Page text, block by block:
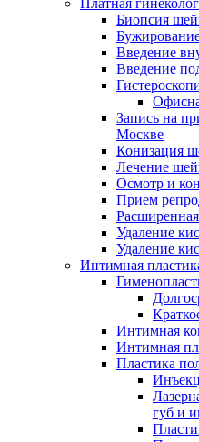
Платная
Биопсия
Введение
Введение
Запись на
Москве
Конизация
Лечение
Осмотр и
Прием
Удаление
Удаление
Интимная
Интимная
Интимная
Пластика
губ и